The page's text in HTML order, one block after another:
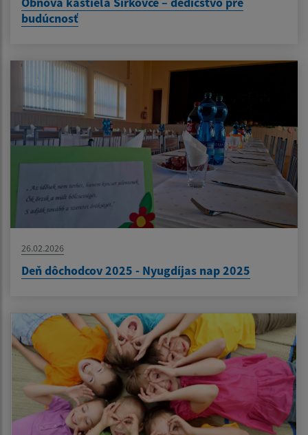
budúcnosť
26.02.2026
Deň dôchodcov 2025 - Nyugdíjas nap 2025